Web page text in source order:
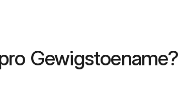
Gewigstoename?